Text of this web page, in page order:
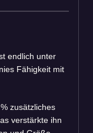
endlich unter
Fähigkeit mit
zusätzliches
verstärkte ihn